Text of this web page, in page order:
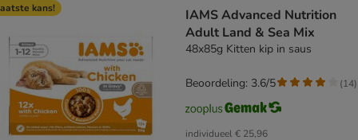
kans!
IAMS Advanced Nutrition
Adult Land & Sea Mix
48x85g Kitten kip in saus
individueel€ 25,96
Beoordeling: 3.6/5 (14)